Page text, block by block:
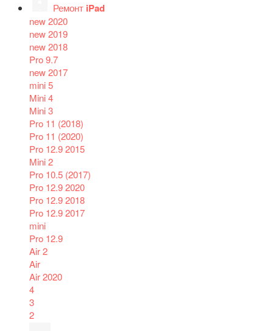
Ремонт iPad
new 2020
new 2019
new 2018
Pro 9.7
new 2017
mini 5
Mini 4
Mini 3
Pro 11 (2018)
Pro 11 (2020)
Pro 12.9 2015
Mini 2
Pro 10.5 (2017)
Pro 12.9 2020
Pro 12.9 2018
Pro 12.9 2017
mini
Pro 12.9
Air 2
Air
Air 2020
4
3
2